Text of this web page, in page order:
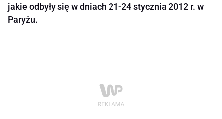
jakie odbyły się w dniach 21-24 stycznia 2012 r. w
Paryżu.